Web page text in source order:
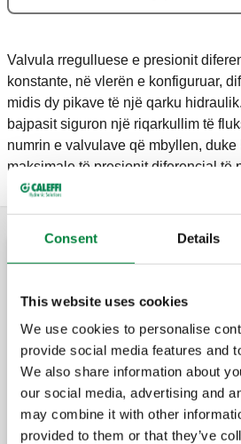
Consent Details
This website uses cookies
We use cookies to personalise
provide social media features and
We also share information about
our social media, advertising and
may combine it with other
provided to them or that they’ve
Valvula rregulluese e presionit
konstante, në vlerën e konfiguruar,
midis dy pikave të një qarku
bajpasit siguron një riqarkullim të
numrin e valvulave që mbyllen, duke
maksimale të presionit diferencial të
Valvula diferenciale by-pass-i
Valvul by-pass
rregullueshme me
Valvul by-pass
rregullueshme me